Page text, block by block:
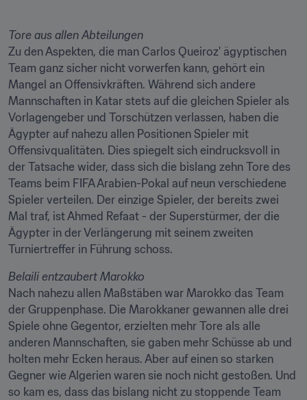
Tore aus allen Abteilungen
Zu den Aspekten, die man Carlos Queiroz' ägyptischen
Team ganz sicher nicht vorwerfen kann, gehört ein
Mangel an Offensivkräften. Während sich andere
Mannschaften in Katar stets auf die gleichen Spieler als
Vorlagengeber und Torschützen verlassen, haben die
Ägypter auf nahezu allen Positionen Spieler mit
Offensivqualitäten. Dies spiegelt sich eindrucksvoll in
der Tatsache wider, dass sich die bislang zehn Tore des
Teams beim FIFA Arabien-Pokal auf neun verschiedene
Spieler verteilen. Der einzige Spieler, der bereits zwei
Mal traf, ist Ahmed Refaat - der Superstürmer, der die
Ägypter in der Verlängerung mit seinem zweiten
Turniertreffer in Führung schoss.
Belaili entzaubert Marokko
Nach nahezu allen Maßstäben war Marokko das Team
der Gruppenphase. Die Marokkaner gewannen alle drei
Spiele ohne Gegentor, erzielten mehr Tore als alle
anderen Mannschaften, sie gaben mehr Schüsse ab und
holten mehr Ecken heraus. Aber auf einen so starken
Gegner wie Algerien waren sie noch nicht gestoßen. Und
so kam es, dass das bislang nicht zu stoppende Team